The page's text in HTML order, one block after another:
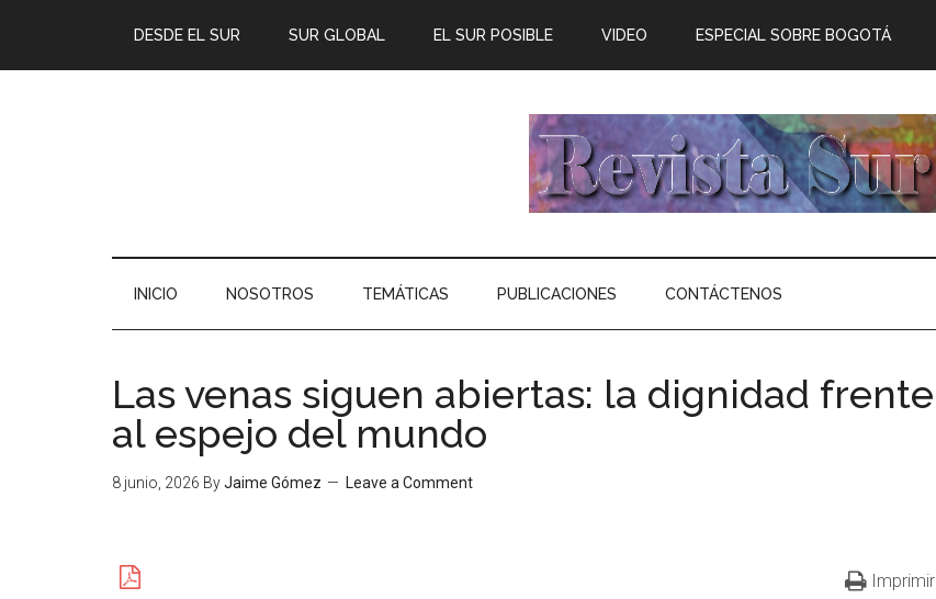
DESDE EL SUR SUR GLOBAL EL SUR POSIBLE VIDEO ESPECIAL SOBRE BOGOTÁ
INICIO NOSOTROS TEMÁTICAS PUBLICACIONES CONTÁCTENOS
Las venas siguen abiertas: la dignidad frente
al espejo del mundo
8 junio, 2026 ByJaime Gómez Leave a Comment
Imprimir